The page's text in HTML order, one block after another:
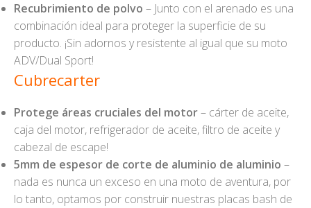
Recubrimiento de polvo – Junto con el arenado es una
combinación ideal para proteger la superficie de su
producto. ¡Sin adornos y resistente al igual que su moto
ADV/Dual Sport!
Cubrecarter
Protege áreas cruciales del motor– cárter de aceite,
caja del motor, refrigerador de aceite, filtro de aceite y
cabezal de escape!
5mm de espesor de corte de aluminio de aluminio –
nada es nunca un exceso en una moto de aventura, por
lo tanto, optamos por construir nuestras placas bash de